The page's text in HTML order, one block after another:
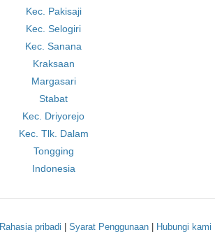
Kec. Pakisaji
Kec. Selogiri
Kec. Sanana
Kraksaan
Margasari
Stabat
Kec. Driyorejo
Kec. Tlk. Dalam
Tongging
Indonesia
Rahasia pribadi Syarat Penggunaan| Hubungi kami